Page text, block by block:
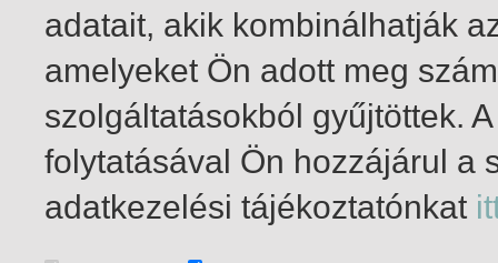
1-1 / insgesamt 1 Treffer
adatait, akik kombinálhatják
amelyeket Ön adott meg
szolgáltatásokból gyűjtöttek.
folytatásával Ön hozzájárul a
adatkezelési tájékoztatónkat